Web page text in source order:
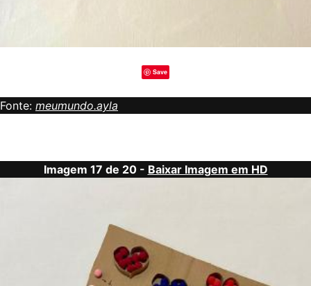
Save
Fonte: meumundo.ayla
Imagem 17 de 20 - Baixar Imagem em HD